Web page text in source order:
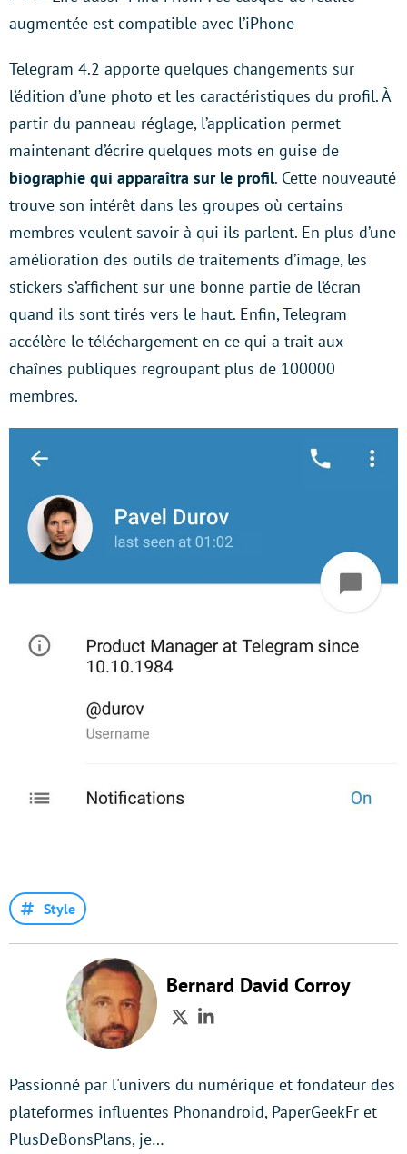
augmentée est compatible avec l’iPhone
Telegram 4.2 apporte quelques changements sur
l’édition d’une photo et les caractéristiques du profil. À
partir du panneau réglage, l’application permet
maintenant d’écrire quelques mots en guise de
biographie qui apparaîtra sur le profil. Cette nouveauté
trouve son intérêt dans les groupes où certains
membres veulent savoir à qui ils parlent. En plus d’une
amélioration des outils de traitements d’image, les
stickers s’affichent sur une bonne partie de l’écran
quand ils sont tirés vers le haut. Enfin, Telegram
accélère le téléchargement en ce qui a trait aux
chaînes publiques regroupant plus de 100000
membres.
Style
Bernard David Corroy
TwitterLinkedIn
Passionné par l'univers du numérique et fondateur des
plateformes influentes Phonandroid, PaperGeekFr et
PlusDeBonsPlans, je…